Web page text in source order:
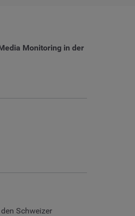
Monitoring in der
Schweizer